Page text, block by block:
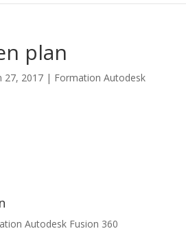
plan
27, 2017| Formation Autodesk
Autodesk Fusion 360